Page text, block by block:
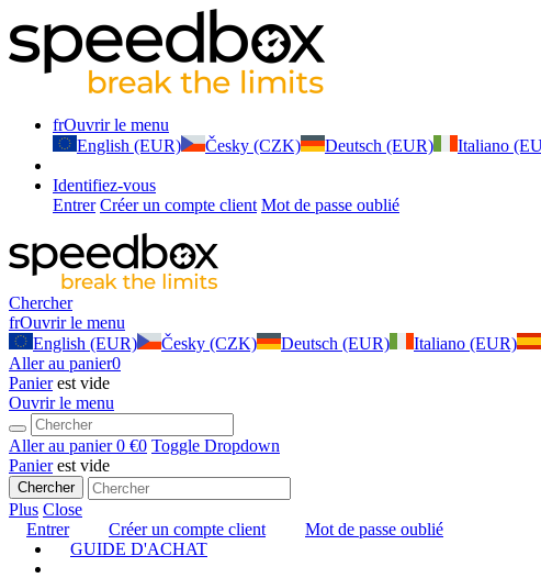
frOuvrir le menu
English (EUR)
Česky (CZK) Deutsch (EUR) Italiano
Identifiez-vous
Entrer Créer un compte client Mot de passe oublié
Chercher
frOuvrir le menu
English (EUR)
Česky (CZK) Deutsch (EUR) Italiano (EUR)
Aller au panier0
Panierest vide
Ouvrir le menu
Aller au panier0 €0 Toggle Dropdown
Panierest vide
Chercher
Plus Close
Entrer
Créer un compte client
Mot de passe oublié
GUIDE D'ACHAT